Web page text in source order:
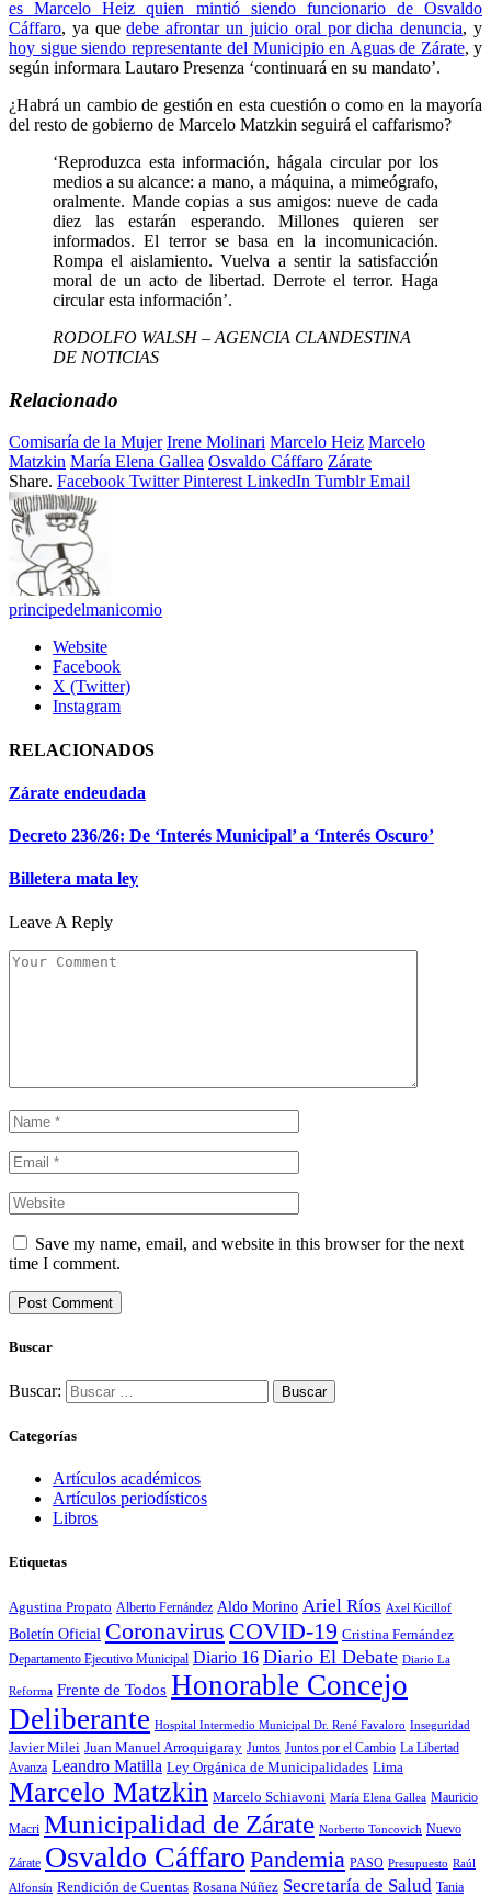
es Marcelo Heiz quien mintió siendo funcionario de Osvaldo
Cáffaro, ya quedebe afrontar un juicio oral por dicha denuncia, y
hoy sigue siendo representante del Municipio en Aguas de Zárate, y
según informara Lautaro Presenza ‘continuará en su mandato’.
¿Habrá un cambio de gestión en esta cuestión o como en la mayoría
del resto de gobierno de Marcelo Matzkin seguirá el caffarismo?
‘Reproduzca esta información, hágala circular por los
medios a su alcance: a mano, a máquina, a mimeógrafo,
oralmente. Mande copias a sus amigos: nueve de cada
diez las estarán esperando. Millones quieren ser
informados. El terror se basa en la incomunicación.
Rompa el aislamiento. Vuelva a sentir la satisfacción
moral de un acto de libertad. Derrote el terror. Haga
circular esta información’.
RODOLFO WALSH – AGENCIA CLANDESTINA
DE NOTICIAS
Relacionado
Comisaría de la Mujer Irene Molinari Marcelo Heiz Marcelo
Matzkin María Elena Gallea Osvaldo Cáffaro Zárate
Share. Facebook Twitter Pinterest LinkedIn Tumblr Email
principedelmanicomio
Website
Facebook
X (Twitter)
Instagram
RELACIONADOS
Zárate endeudada
Decreto 236/26: De ‘Interés Municipal’ a ‘Interés Oscuro’
Billetera mata ley
Leave A Reply
Save my name, email, and website in this browser for the next
time I comment.
Buscar
Buscar:
Categorías
Artículos académicos
Artículos periodísticos
Libros
Etiquetas
Agustina Propato Alberto Fernández Aldo Morino Ariel Ríos Axel Kicillof
Boletín Oficial Coronavirus COVID-19 Cristina Fernández
Departamento Ejecutivo Municipal Diario 16 Diario El Debate Diario La
Reforma Frente de Todos Honorable Concejo
Deliberante Hospital Intermedio Municipal Dr. René Favaloro Inseguridad
Javier Milei Juan Manuel Arroquigaray Juntos Juntos por el Cambio La Libertad
Avanza Leandro Matilla Ley Orgánica de Municipalidades Lima
Marcelo Matzkin Marcelo Schiavoni María Elena Gallea Mauricio
Macri Municipalidad de Zárate Norberto Toncovich Nuevo
Zárate Osvaldo Cáffaro Pandemia PASO Presupuesto Raúl
Alfonsín Rendición de Cuentas Rosana Núñez Secretaría de Salud Tania